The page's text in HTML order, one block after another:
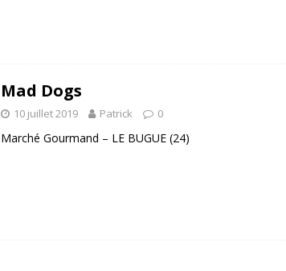
Mad Dogs
10 juillet 2019 Patrick 0
Marché Gourmand – LE BUGUE (24)